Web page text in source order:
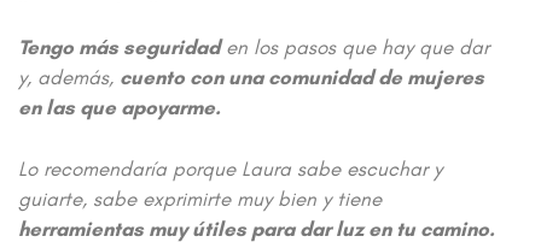
Tengo más seguridaden los pasos que hay que dar
y, además, cuento con una comunidad de mujeres
en las que apoyarme.
Lo recomendaría porque Laura sabe escuchar y
guiarte, sabe exprimirte muy bien y tiene
herramientas muy útiles para dar luz en tu camino.